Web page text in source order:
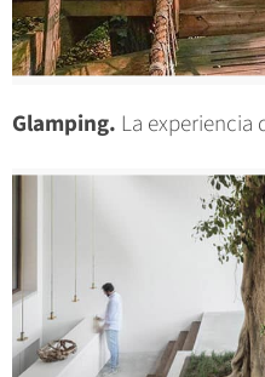
Glamping. La experiencia